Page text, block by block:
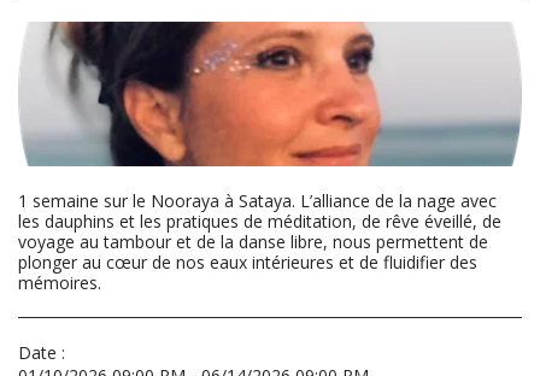
1 semaine sur le Nooraya à Sataya. L’alliance de la nage avec
les dauphins et les pratiques de méditation, de rêve éveillé, de
voyage au tambour et de la danse libre, nous permettent de
plonger au cœur de nos eaux intérieures et de fluidifier des
mémoires.
Date :